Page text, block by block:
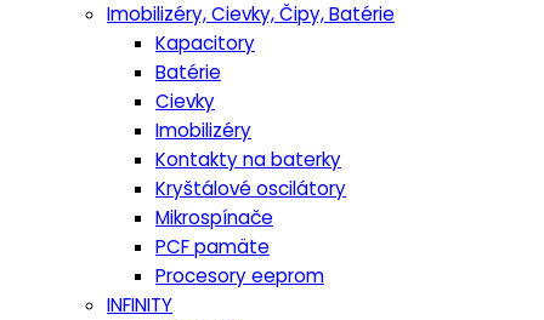
Imobilizéry, Cievky, Čipy, Batérie
Kapacitory
Batérie
Cievky
Imobilizéry
Kontakty na baterky
Kryštálové oscilátory
Mikrospínače
PCF pamäte
Procesory eeprom
INFINITY